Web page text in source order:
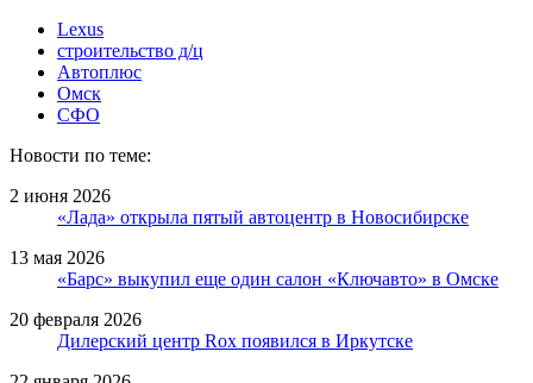
Lexus
строительство д/ц
Автоплюс
Омск
СФО
Новости по теме:
2 июня 2026
«Лада» открыла пятый автоцентр в Новосибирске
13 мая 2026
«Барс» выкупил еще один салон «Ключавто» в Омске
20 февраля 2026
Дилерский центр Rox появился в Иркутске